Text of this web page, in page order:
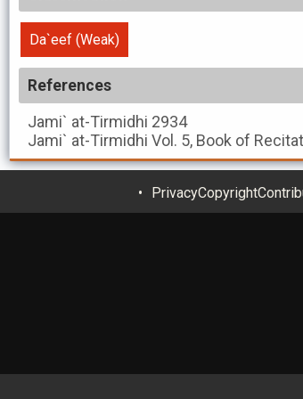
Da`eef (Weak)
References
Jami` at-Tirmidhi 2934
Jami` at-Tirmidhi Vol. 5, Book of
PrivacyCopyright